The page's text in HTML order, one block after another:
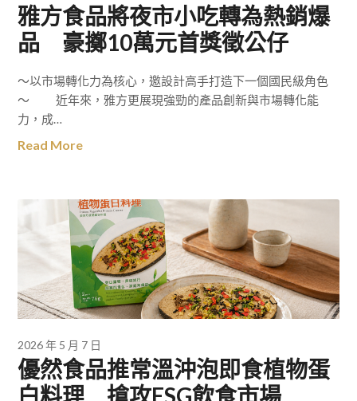
雅方食品將夜市小吃轉為熱銷爆
品 豪擲10萬元首獎徵公仔
～以市場轉化力為核心，邀設計高手打造下一個國民級角色
～ 近年來，雅方更展現強勁的產品創新與市場轉化能
力，成…
Read More
2026 年 5 月 7 日
優然食品推常溫沖泡即食植物蛋
白料理 搶攻ESG飲食市場